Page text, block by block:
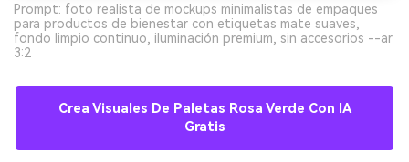
Prompt: foto realista de mockups minimalistas de empaques
para productos de bienestar con etiquetas mate suaves,
fondo limpio continuo, iluminación premium, sin accesorios --ar
3:2
Crea Visuales De Paletas Rosa Verde Con IA
Gratis